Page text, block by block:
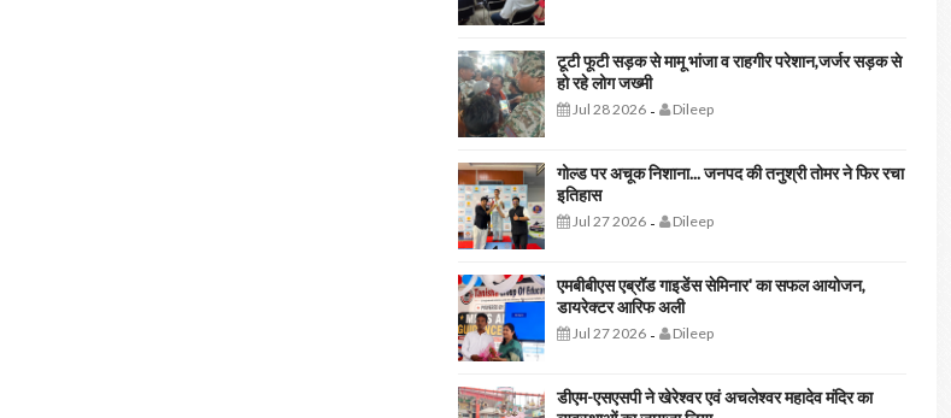
टूटी फूटी सड़क से मामू भांजा व राहगीर परेशान,जर्जर सड़क से
हो रहे लोग जख्मी
Jul 28 2026- Dileep
गोल्ड पर अचूक निशाना... जनपद की तनुश्री तोमर ने फिर रचा
इतिहास
Jul 27 2026- Dileep
एमबीबीएस एब्रॉड गाइडेंस सेमिनार' का सफल आयोजन,
डायरेक्टर आरिफ अली
Jul 27 2026- Dileep
डीएम-एसएसपी ने खेरेश्वर एवं अचलेश्वर महादेव मंदिर का